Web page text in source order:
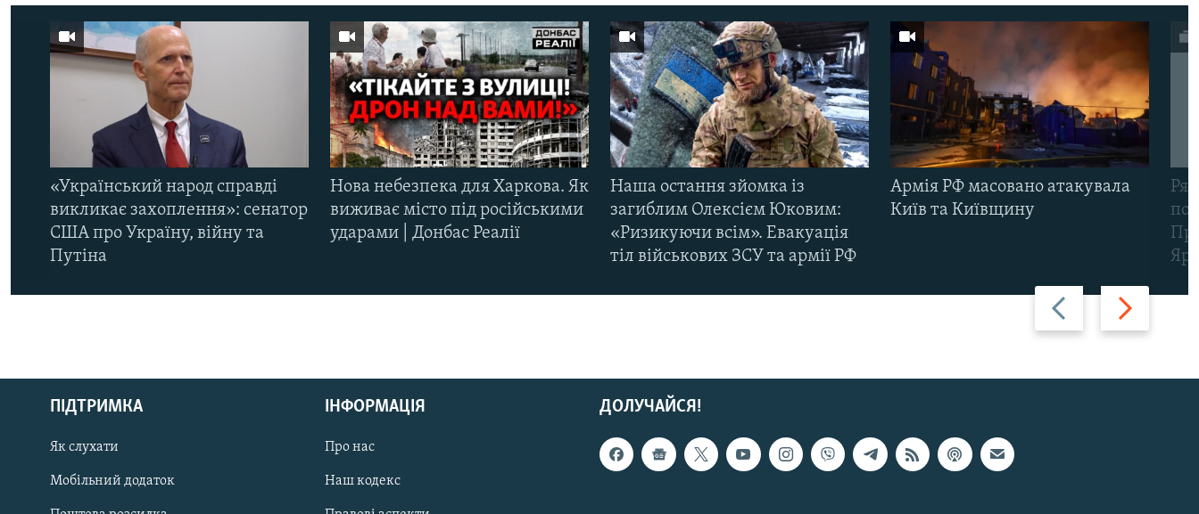
РУС
ДОЛУЧАЙСЯ!
Назад Вперед
«Український народ справді
викликає захоплення»: сенатор
США про Україну, війну та
Путіна
Нова небезпека для Харкова. Як
виживає місто під російськими
ударами | Донбас Реалії
Наша остання зйомка із
загиблим Олексієм Юковим:
«Ризикуючи всім». Евакуація
тіл військових ЗСУ та армії РФ
Армія РФ масовано атакувала
Київ та Київщину
ДОЛУЧАЙСЯ!
ПІДТРИМКА
Як слухати
Мобільний додаток
ІНФОРМАЦІЯ
Про нас
Наш кодекс